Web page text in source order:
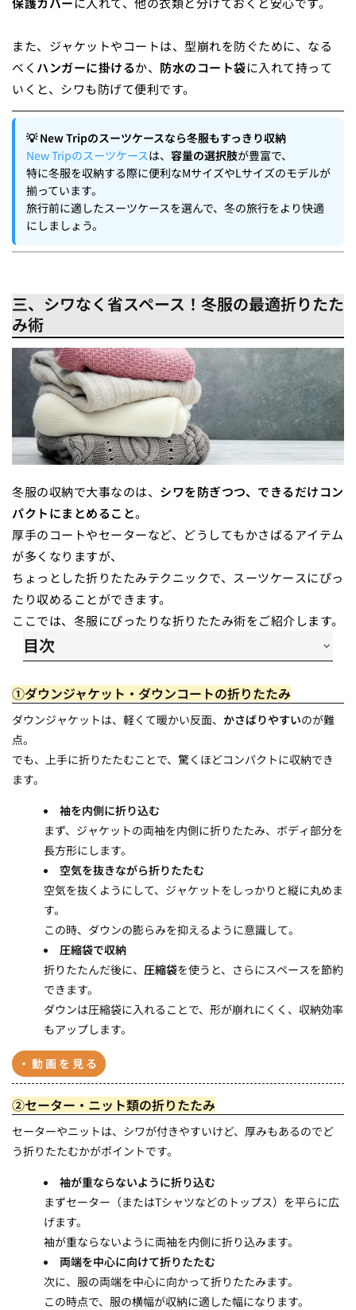
また、ジャケットやコートは、型崩れを防ぐために、なる
べく ハンガーに掛けるか、 防水のコート袋に入れて持って
いくと、シワも防げて便利です。
💡 New Tripのスーツケースなら冬服もすっきり収納
New Tripのスーツケースは、 容量の選択肢が豊富で、
特に冬服を収納する際に便利なMサイズやLサイズのモデルが
揃っています。
旅行前に適したスーツケースを選んで、冬の旅行をより快適
にしましょう。
三、シワなく省スペース！冬服の最適折りたた
み術
冬服の収納で大事なのは、 シワを防ぎつつ、できるだけコン
パクトにまとめること。
厚手のコートやセーターなど、どうしてもかさばるアイテム
が多くなりますが、
ちょっとした折りたたみテクニックで、スーツケースにぴっ
たり収めることができます。
ここでは、冬服にぴったりな折りたたみ術をご紹介します。
目次
二、セーター・ニット類の折りたたみ
三、コート・ジャケットの折りたたみ
四、小物（スカーフ・手袋・帽子）の収納
①ダウンジャケット・ダウンコートの折りたたみ
ダウンジャケットは、軽くて暖かい反面、 かさばりやすいのが難
点。
でも、上手に折りたたむことで、驚くほどコンパクトに収納でき
ます。
袖を内側に折り込む
まず、ジャケットの両袖を内側に折りたたみ、ボディ部分を
長方形にします。
空気を抜きながら折りたたむ
空気を抜くようにして、ジャケットをしっかりと縦に丸めま
す。
この時、ダウンの膨らみを抑えるように意識して。
圧縮袋で収納
折りたたんだ後に、 圧縮袋を使うと、さらにスペースを節約
できます。
ダウンは圧縮袋に入れることで、形が崩れにくく、収納効率
もアップします。
・動画を見る
②セーター・ニット類の折りたたみ
セーターやニットは、シワが付きやすいけど、厚みもあるのでど
う折りたたむかがポイントです。
袖が重ならないように折り込む
まずセーター（またはTシャツなどのトップス）を平らに広
げます。
袖が重ならないように両袖を内側に折り込みます。
両端を中心に向けて折りたたむ
次に、服の両端を中心に向かって折りたたみます。
この時点で、服の横幅が収納に適した幅になります。